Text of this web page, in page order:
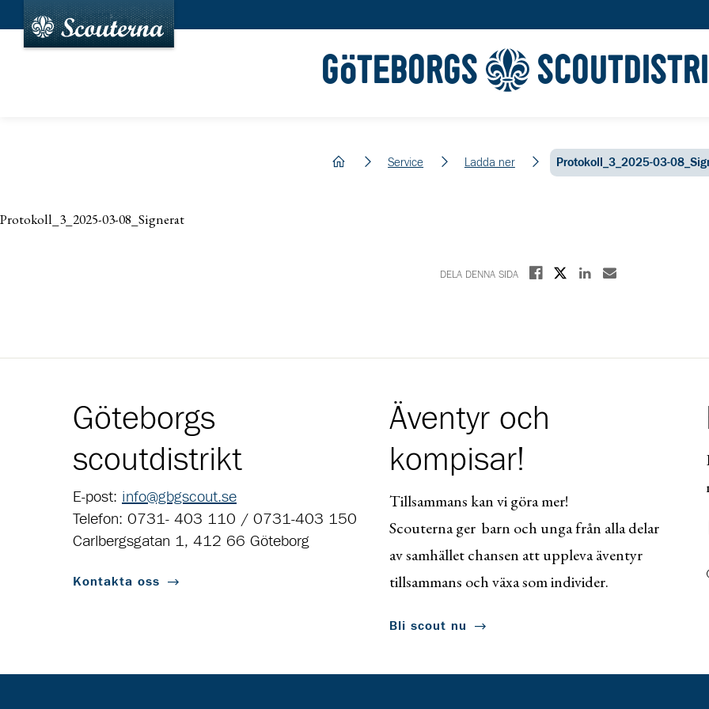
GÖTEBORGS
hem Service Ladda ner Protokoll_3_2025-03-
Protokoll_3_2025-03-08_Signerat
DELA DENNA SIDA Dela på Facebook
Dela på XDela på Linkedin
Dela med E-post
Göteborgs
scoutdistrikt
E-post: info@gbgscout.se
Telefon: 0731- 403 110 / 0731-403 150
Carlbergsgatan 1, 412 66 Göteborg
Kontakta oss
Äventyr och
kompisar!
Tillsammans kan vi göra mer!
Scouterna ger barn och unga från alla delar
av samhället chansen att uppleva äventyr
tillsammans och växa som individer.
Bli scout nu